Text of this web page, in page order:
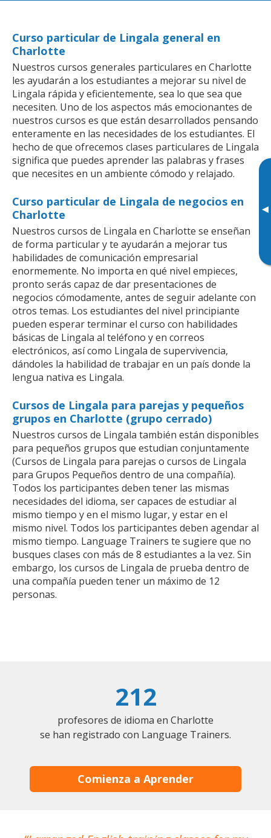
▸
Curso particular de Lingala general en
Charlotte
Nuestros cursos generales particulares en Charlotte
les ayudarán a los estudiantes a mejorar su nivel de
Lingala rápida y eficientemente, sea lo que sea que
necesiten. Uno de los aspectos más emocionantes de
nuestros cursos es que están desarrollados pensando
enteramente en las necesidades de los estudiantes. El
hecho de que ofrecemos clases particulares de Lingala
significa que puedes aprender las palabras y frases
que necesites en un ambiente cómodo y relajado.
Curso particular de Lingala de negocios en
Charlotte
Nuestros cursos de Lingala en Charlotte se enseñan
de forma particular y te ayudarán a mejorar tus
habilidades de comunicación empresarial
enormemente. No importa en qué nivel empieces,
pronto serás capaz de dar presentaciones de
negocios cómodamente, antes de seguir adelante con
otros temas. Los estudiantes del nivel principiante
pueden esperar terminar el curso con habilidades
básicas de Lingala al teléfono y en correos
electrónicos, así como Lingala de supervivencia,
dándoles la habilidad de trabajar en un país donde la
lengua nativa es Lingala.
Cursos de Lingala para parejas y pequeños
grupos en Charlotte (grupo cerrado)
Nuestros cursos de Lingala también están disponibles
para pequeños grupos que estudian conjuntamente
(Cursos de Lingala para parejas o cursos de Lingala
para Grupos Pequeños dentro de una compañía).
Todos los participantes deben tener las mismas
necesidades del idioma, ser capaces de estudiar al
mismo tiempo y en el mismo lugar, y estar en el
mismo nivel. Todos los participantes deben agendar al
mismo tiempo. Language Trainers te sugiere que no
busques clases con más de 8 estudiantes a la vez. Sin
embargo, los cursos de Lingala de prueba dentro de
una compañía pueden tener un máximo de 12
personas.
212
profesores de idioma en Charlotte
se han registrado con Language Trainers.
Comienza a Aprender